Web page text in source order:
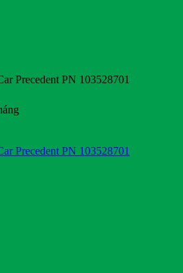
Precedent PN 103528701
Precedent PN 103528701